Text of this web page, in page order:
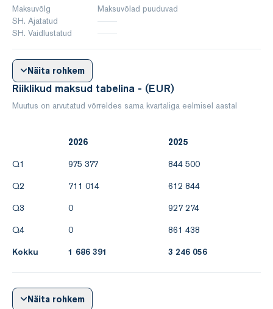
Maksuvõlg
Maksuvõlad puuduvad
SH. Ajatatud
SH. Vaidlustatud
Näita rohkem
Riiklikud maksud tabelina - (EUR)
Muutus on arvutatud võrreldes sama kvartaliga eelmisel aastal
2026
2025
Q1
975 377
844 500
Q2
711 014
612 844
Q3
0
927 274
Q4
0
861 438
Kokku
1 686 391 3 246 056
Näita rohkem